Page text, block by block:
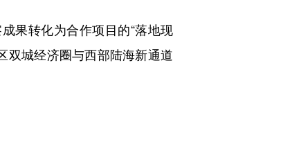
果转化为合作项目的“落地现
双城经济圈与西部陆海新通道